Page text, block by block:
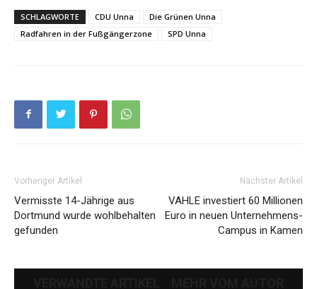
SCHLAGWORTE CDU Unna
Die Grünen Unna
Radfahren in der Fußgängerzone
SPD Unna
Vorheriger Artikel
Vermisste 14-Jährige aus
Dortmund wurde wohlbehalten
gefunden
Nächster Artikel
VAHLE investiert 60 Millionen
Euro in neuen Unternehmens-
Campus in Kamen